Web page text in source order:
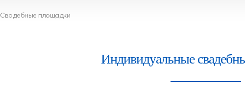
Свадебные площадки
Индивидуальные